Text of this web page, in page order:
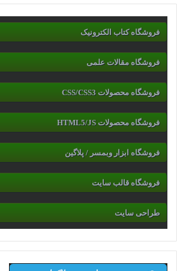
فروشگاه کتاب الکترونیک
فروشگاه مقالات علمی
فروشگاه محصولات CSS/CSS3
فروشگاه محصولات HTML5/JS
فروشگاه ابزار وبمسر / پلاگین
فروشگاه قالب سایت
طراحی سایت